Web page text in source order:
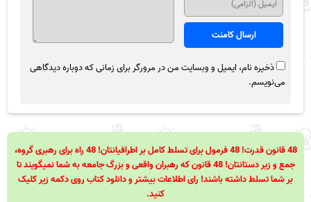
ذخیره نام، ایمیل و وبسایت من در مرورگر برای زمانی که دوباره دیدگاهی
می‌نویسم.
48 قانون قدرت! 48 فرمول برای تسلط کامل بر اطرافیانتان! 48 راه برای رهبری گروه،
جمع و زیر دستانتان! 48 قانون که رهبران واقعی و بزرگ جامعه به شما نمیگویند تا
بر شما تسلط داشته باشند! رای اطلاعات بیشتر و دانلود کتاب روی دکمه زیر کلیک
کنید.